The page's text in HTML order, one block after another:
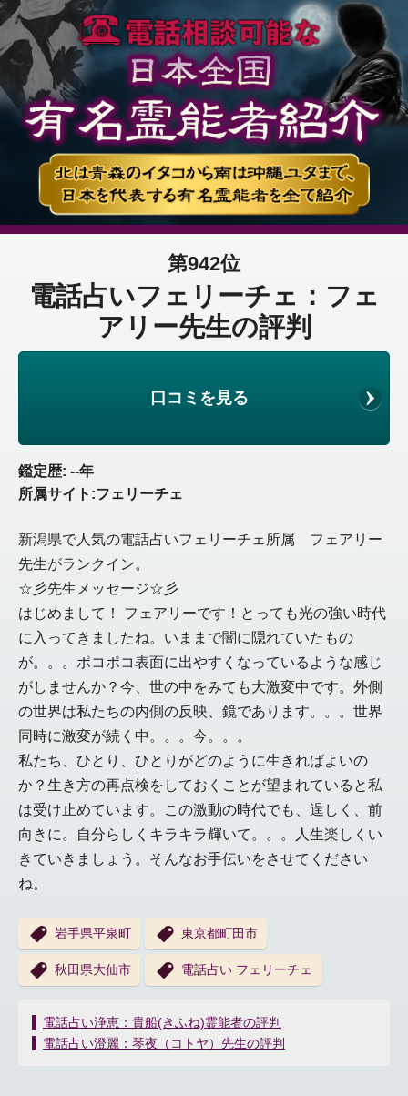
第942位
電話占いフェリーチェ：フェ
アリー先生の評判
口コミを見る
鑑定歴: --年
所属サイト:フェリーチェ
新潟県で人気の電話占いフェリーチェ所属 フェアリー
先生がランクイン。
☆彡先生メッセージ☆彡
はじめまして！ フェアリーです！とっても光の強い時代
に入ってきましたね。いままで闇に隠れていたもの
が。。。ポコポコ表面に出やすくなっているような感じ
がしませんか？今、世の中をみても大激変中です。外側
の世界は私たちの内側の反映、鏡であります。。。世界
同時に激変が続く中。。。今。。。
私たち、ひとり、ひとりがどのように生きればよいの
か？生き方の再点検をしておくことが望まれていると私
は受け止めています。この激動の時代でも、逞しく、前
向きに。自分らしくキラキラ輝いて。。。人生楽しくい
きていきましょう。そんなお手伝いをさせてください
ね。
岩手県平泉町 東京都町田市
秋田県大仙市 電話占い フェリーチェ
投
稿
電話占い浄恵：貴船(きふね)霊能者の評判
電話占い澄麗：琴夜（コトヤ）先生の評判